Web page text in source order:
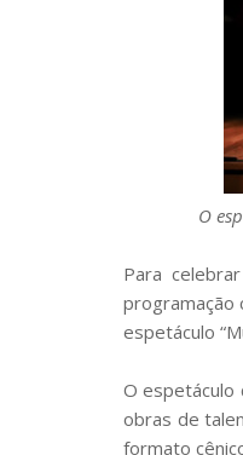
O
Para
programação
espetáculo
O espetáculo
obras de
formato